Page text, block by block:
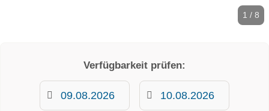
1 / 8
Verfügbarkeit prüfen: